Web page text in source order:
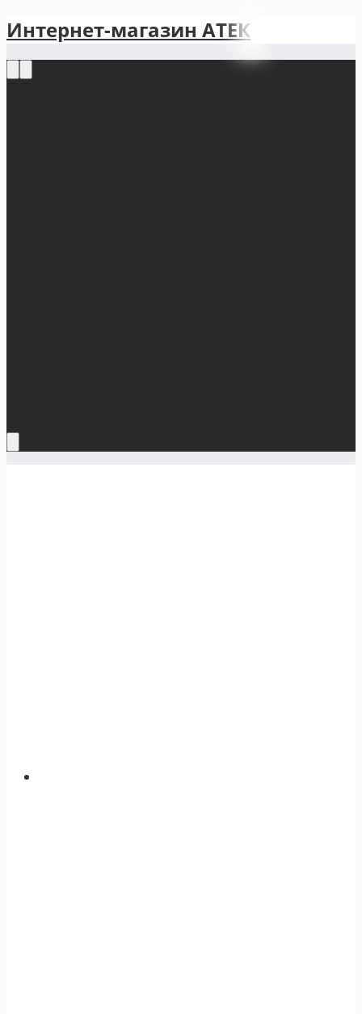
Интернет-магазин АТЕКㅤ